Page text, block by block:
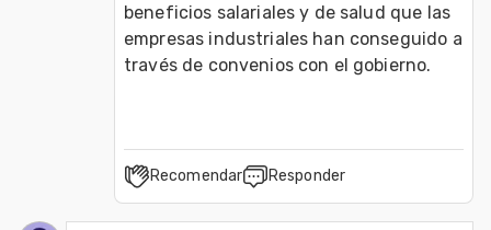
beneficios salariales y de salud que las
empresas industriales han conseguido a
través de convenios con el gobierno.
Recomendar Responder